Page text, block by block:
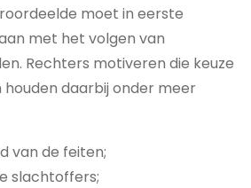
moet in eerste
met het volgen van
Rechters motiveren die keuze
daarbij onder meer
van de feiten;
slachtoffers;